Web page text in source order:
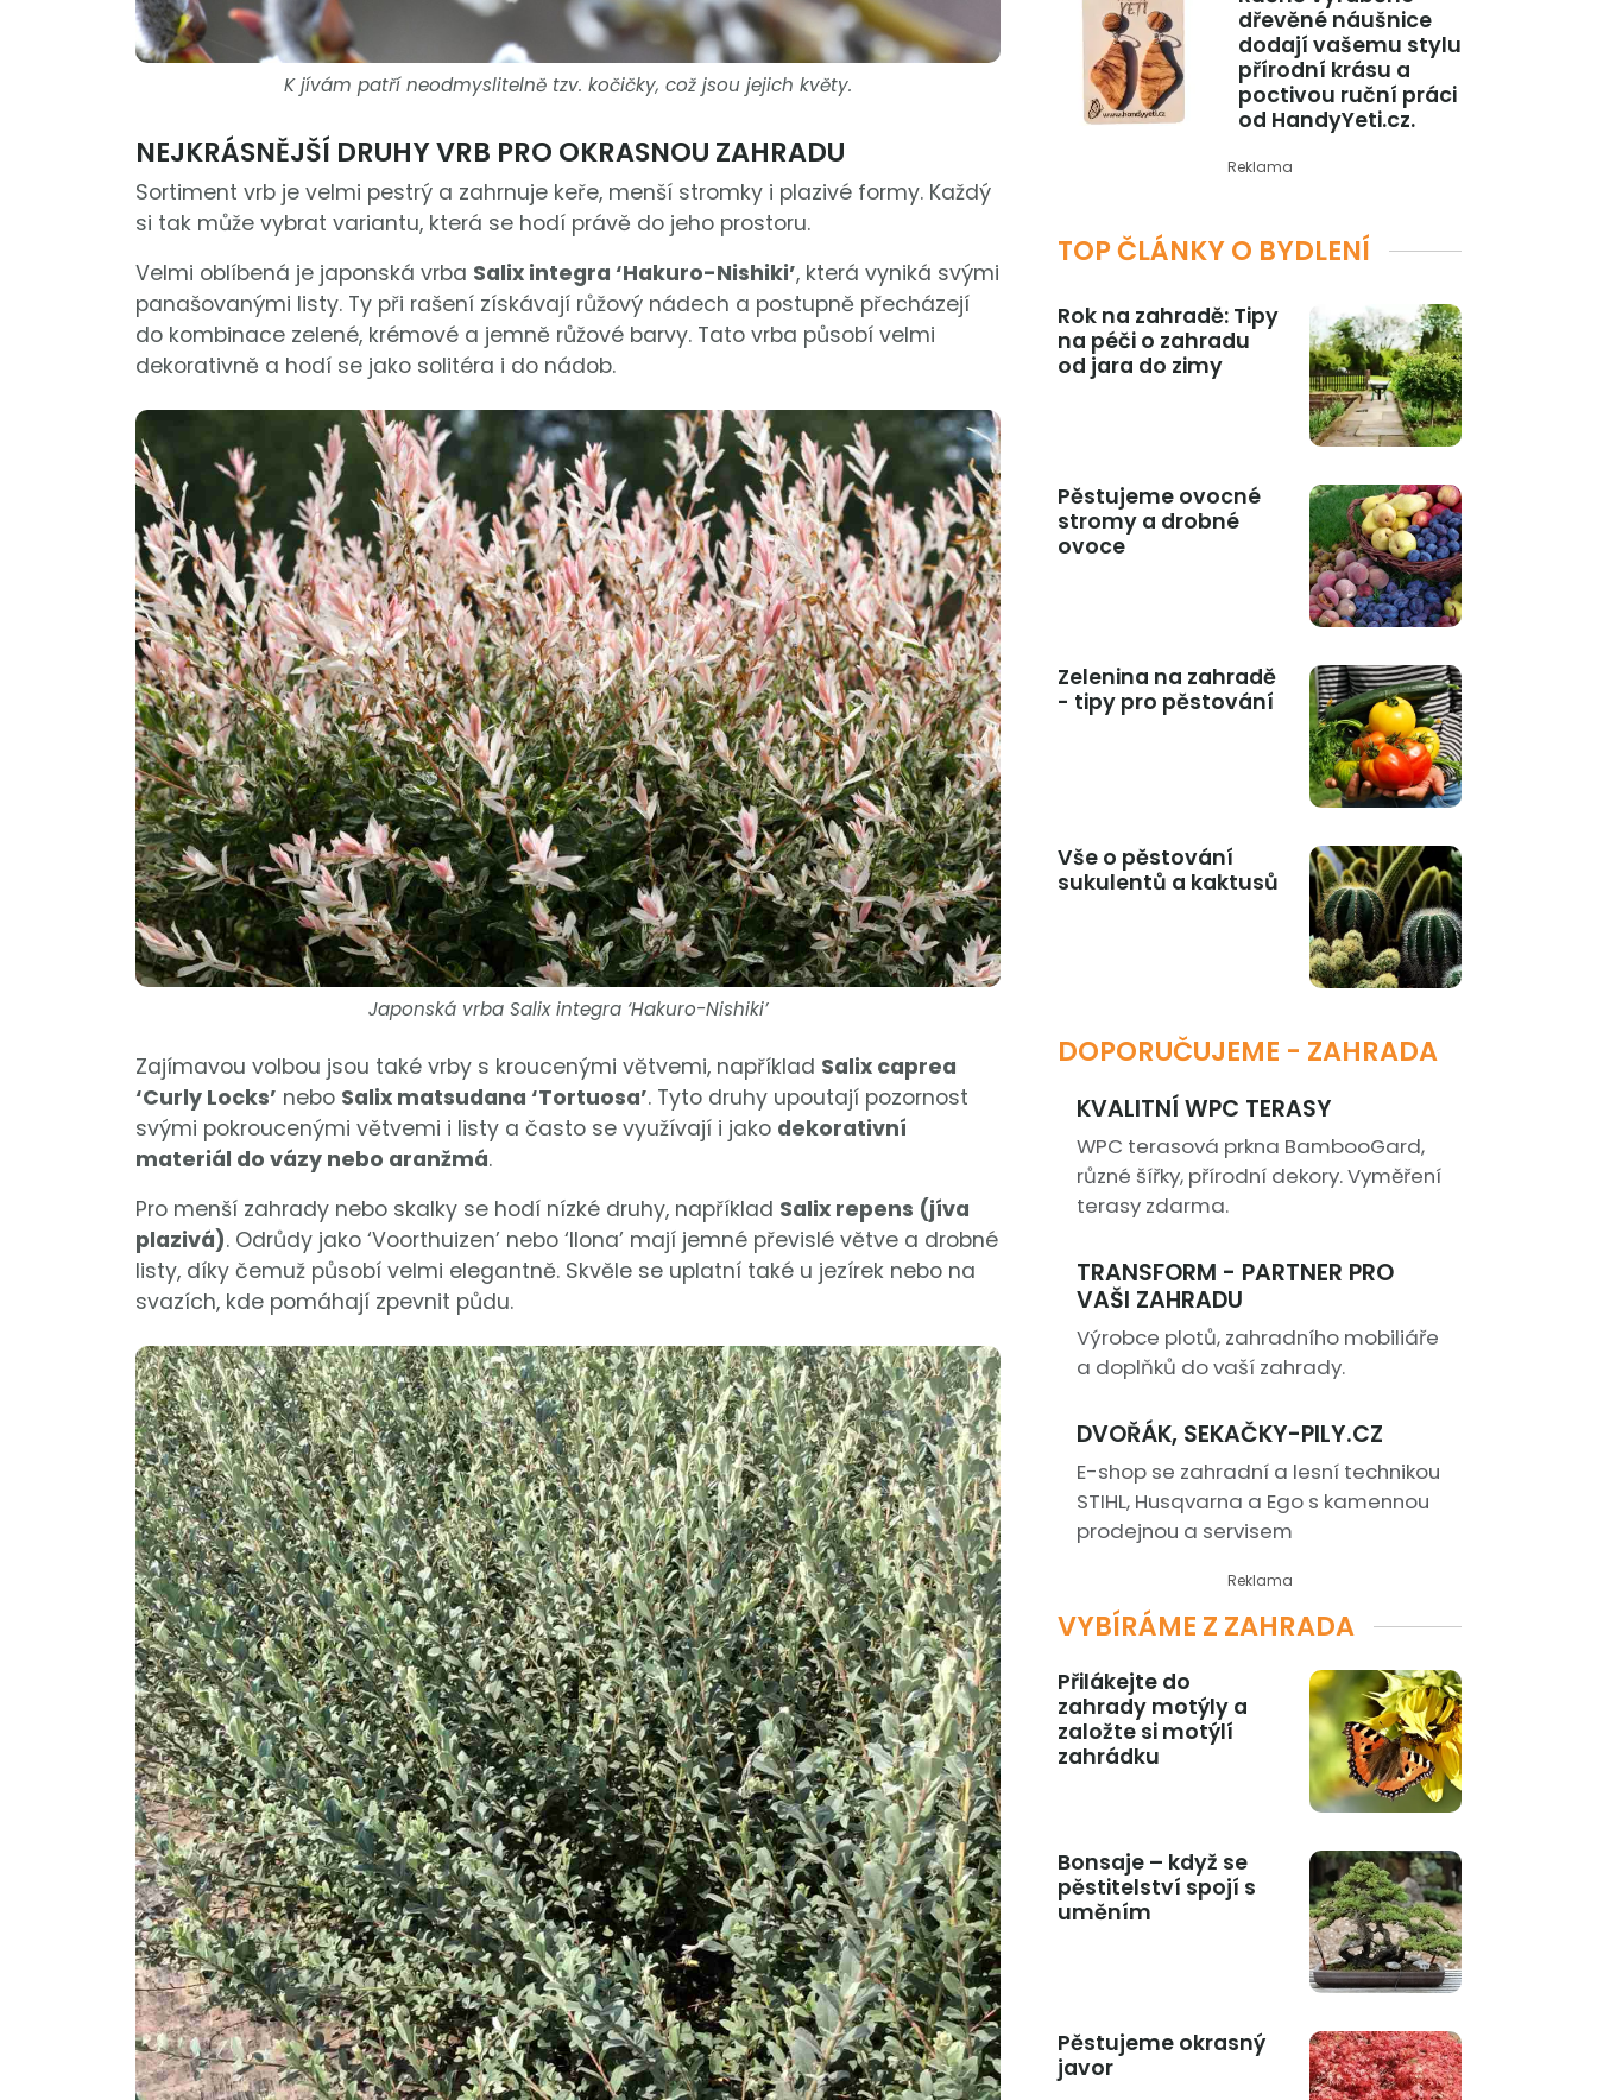
K jívám patří neodmyslitelně tzv. kočičky, což jsou jejich květy.
NEJKRÁSNĚJŠÍ DRUHY VRB PRO OKRASNOU ZAHRADU
Sortiment vrb je velmi pestrý a zahrnuje keře, menší stromky i plazivé formy. Každý
si tak může vybrat variantu, která se hodí právě do jeho prostoru.
Velmi oblíbená je japonská vrba Salix integra ‘Hakuro-Nishiki’, která vyniká svými
panašovanými listy. Ty při rašení získávají růžový nádech a postupně přecházejí
do kombinace zelené, krémové a jemně růžové barvy. Tato vrba působí velmi
dekorativně a hodí se jako solitéra i do nádob.
Japonská vrba Salix integra ‘Hakuro-Nishiki’
Zajímavou volbou jsou také vrby s kroucenými větvemi, například Salix caprea
‘Curly Locks’ nebo Salix matsudana ‘Tortuosa’. Tyto druhy upoutají pozornost
svými pokroucenými větvemi i listy a často se využívají i jako dekorativní
materiál do vázy nebo aranžmá.
Pro menší zahrady nebo skalky se hodí nízké druhy, například Salix repens (jíva
plazivá). Odrůdy jako ‘Voorthuizen’ nebo ‘Ilona’ mají jemné převislé větve a drobné
listy, díky čemuž působí velmi elegantně. Skvěle se uplatní také u jezírek nebo na
svazích, kde pomáhají zpevnit půdu.
dřevěné náušnice
dodají vašemu stylu
přírodní krásu a
poctivou ruční práci
od HandyYeti.cz.
Reklama
TOP ČLÁNKY O BYDLENÍ
Rok na zahradě: Tipy
na péči o zahradu
od jara do zimy
Pěstujeme ovocné
stromy a drobné
ovoce
Zelenina na zahradě
- tipy pro pěstování
Vše o pěstování
sukulentů a kaktusů
DOPORUČUJEME - ZAHRADA
KVALITNÍ WPC TERASY
WPC terasová prkna BambooGard,
různé šířky, přírodní dekory. Vyměření
terasy zdarma.
TRANSFORM - PARTNER PRO
VAŠI ZAHRADU
Výrobce plotů, zahradního mobiliáře
a doplňků do vaší zahrady.
DVOŘÁK, SEKAČKY-PILY.CZ
E-shop se zahradní a lesní technikou
STIHL, Husqvarna a Ego s kamennou
prodejnou a servisem
Reklama
VYBÍRÁME Z ZAHRADA
Přilákejte do
zahrady motýly a
založte si motýlí
zahrádku
Bonsaje – když se
pěstitelství spojí s
uměním
Pěstujeme okrasný
javor